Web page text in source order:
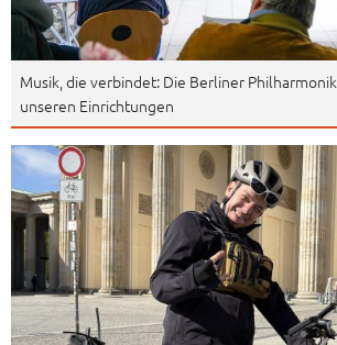
Musik, die verbindet: Die Berliner
unseren Einrichtungen